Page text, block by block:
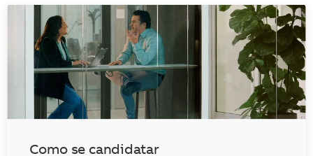
Como se candidatar